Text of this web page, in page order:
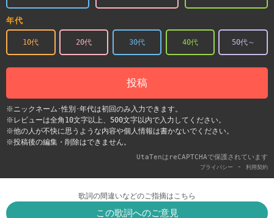
年代
10代 20代 30代 40代 50代～
投稿
※ニックネーム･性別･年代は初回のみ入力できます。
※レビューは全角10文字以上、500文字以内で入力してください。
※他の人が不快に思うような内容や個人情報は書かないでください。
※投稿後の編集・削除はできません。
UtaTenはreCAPTCHAで保護されています
プライバシー - 利用契約
歌詞の間違いなどのご指摘はこちら
この歌詞へのご意見